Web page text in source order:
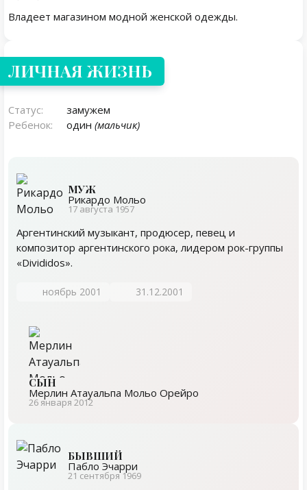
Владеет магазином модной женской одежды.
Личная жизнь
ЛИЧНАЯ ЖИЗНЬ
Статус:
замужем
Ребенок:
один (мальчик)
МУЖ
Рикардо Мольо
17 августа 1957
Аргентинский музыкант, продюсер, певец и
композитор аргентинского рока, лидером рок-группы
«Divididos».
ноябрь 2001 31.12.2001
СЫН
Мерлин Атауальпа Мольо Орейро
26 января 2012
БЫВШИЙ
Пабло Эчарри
21 сентября 1969